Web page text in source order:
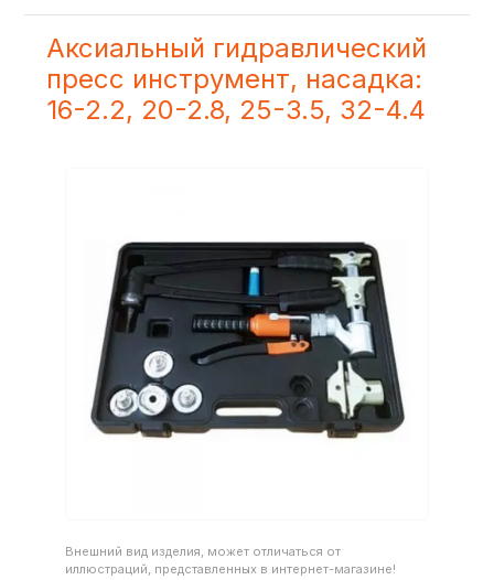
Аксиальный гидравлический
пресс инструмент, насадка:
16-2.2, 20-2.8, 25-3.5, 32-4.4
Внешний вид изделия, может отличаться от
иллюстраций, представленных в интернет-магазине!